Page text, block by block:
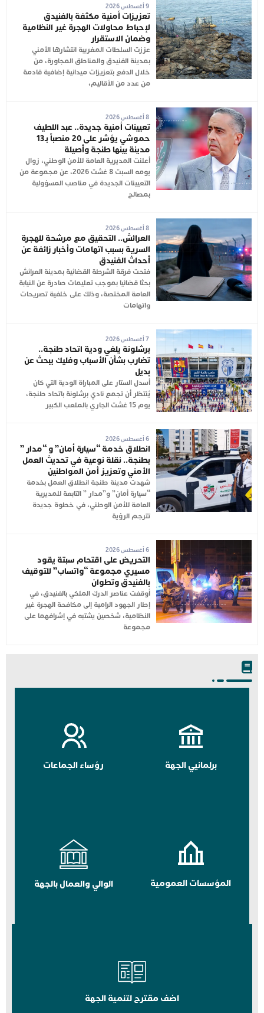
9 أغسطس 2026
تعزيزات أمنية مكثفة بالفنيدق
لإحباط محاولات الهجرة غير النظامية
وضمان الاستقرار
عززت السلطات المغربية انتشارها الأمني
بمدينة الفنيدق والمناطق المجاورة، من
خلال الدفع بتعزيزات ميدانية إضافية قادمة
من عدد من الأقاليم،
8 أغسطس 2026
تعيينات أمنية جديدة.. عبد اللطيف
حموشي يؤشر على 20 منصباً بـ13
مدينة بينها طنجة وأصيلة
أعلنت المديرية العامة للأمن الوطني، زوال
يومه السبت 8 غشت 2026، عن مجموعة من
التعيينات الجديدة في مناصب المسؤولية
بمصالح
8 أغسطس 2026
العرائش.. التحقيق مع مرشحة للهجرة
السرية بسبب اتهامات وأخبار زائفة عن
أحداث الفنيدق
فتحت فرقة الشرطة القضائية بمدينة العرائش
بحثا قضائيا بموجب تعليمات صادرة عن النيابة
العامة المختصة، وذلك على خلفية تصريحات
واتهامات
7 أغسطس 2026
برشلونة يلغي ودية اتحاد طنجة..
تضارب بشأن الأسباب وفليك يبحث عن
بديل
أُسدل الستار على المباراة الودية التي كان
يُنتظر أن تجمع نادي برشلونة باتحاد طنجة،
يوم 15 غشت الجاري بالملعب الكبير
6 أغسطس 2026
انطلاق خدمة “سيارة أمان” و “مدار ”
بطنجة.. نقلة نوعية في تحديث العمل
الأمني وتعزيز أمن المواطنين
شهدت مدينة طنجة انطلاق العمل بخدمة
“سيارة أمان” و”مدار ” التابعة للمديرية
العامة للأمن الوطني، في خطوة جديدة
تترجم الرؤية
6 أغسطس 2026
التحريض على اقتحام سبتة يقود
مسيري مجموعة “واتساب” للتوقيف
بالفنيدق وتطوان
أوقفت عناصر الدرك الملكي بالفنيدق، في
إطار الجهود الرامية إلى مكافحة الهجرة غير
النظامية، شخصين يشتبه في إشرافهما على
مجموعة
برلمانيي الجهة رؤساء الجماعات
المؤسسات العمومية الوالي والعمال بالجهة
اضف مقترح لتنمية الجهة